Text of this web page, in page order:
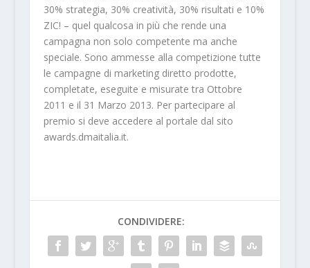
30% strategia, 30% creatività, 30% risultati e 10%
ZIC! – quel qualcosa in più che rende una
campagna non solo competente ma anche
speciale. Sono ammesse alla competizione tutte
le campagne di marketing diretto prodotte,
completate, eseguite e misurate tra Ottobre
2011 e il 31 Marzo 2013. Per partecipare al
premio si deve accedere al portale dal sito
awards.dmaitalia.it.
CONDIVIDERE: